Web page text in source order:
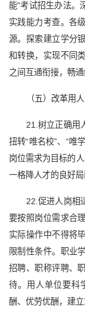
能”考试招生办法。
实践能力考查。各
源。探索建立学分
和转换，实现不同
之间互通衔接，畅
（五）改革用
21.树立正确用
扭转“唯名校”、“唯
岗位需求为目标的
一格降人才的良好局
22.促进人岗相
要按照岗位需求合
实际操作中不得将
限制性条件。职业
招聘、职称评聘、
待。用人单位要科
酬、优劳优酬，建立